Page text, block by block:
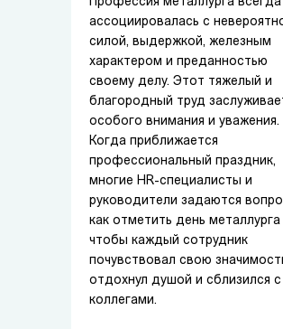
ассоциировалась с
силой, выдержкой, железным
характером и преданностью
своему делу. Этот тяжелый и
благородный труд
особого внимания и уважения.
Когда приближается
профессиональный праздник,
многие HR-специалисты и
руководители задаются
как отметить день металлурга
чтобы каждый сотрудник
почувствовал свою
отдохнул душой и сблизился с
коллегами.